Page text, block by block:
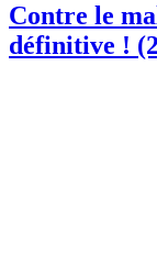
Contre le
définitive !